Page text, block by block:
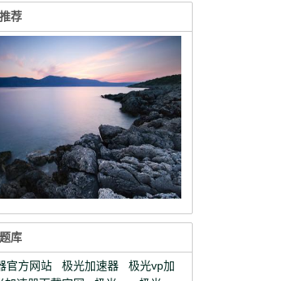
荐
库
官方网站 极光加速器
极光vp加